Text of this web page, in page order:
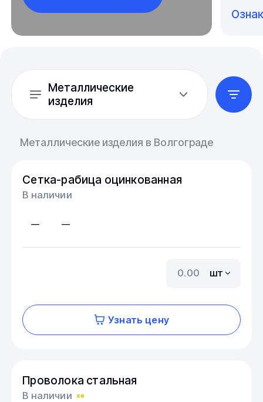
Металлические
изделия
Металлические изделия в Волгограде
Сетка-рабица оцинкованная
В наличии
— —
шт
Узнать цену
Проволока стальная
В наличии